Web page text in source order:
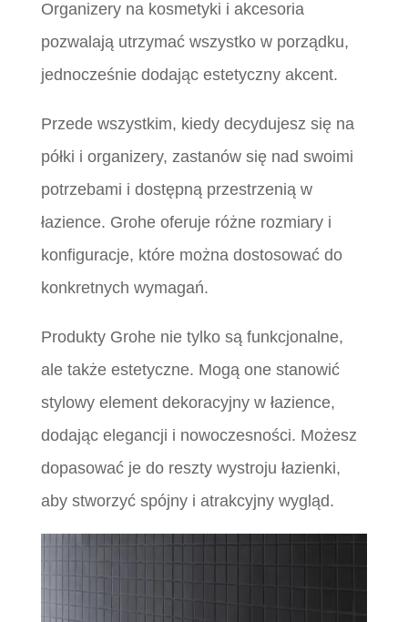
Organizery na kosmetyki i akcesoria
pozwalają utrzymać wszystko w porządku,
jednocześnie dodając estetyczny akcent.
Przede wszystkim, kiedy decydujesz się na
półki i organizery, zastanów się nad swoimi
potrzebami i dostępną przestrzenią w
łazience. Grohe oferuje różne rozmiary i
konfiguracje, które można dostosować do
konkretnych wymagań.
Produkty Grohe nie tylko są funkcjonalne,
ale także estetyczne. Mogą one stanowić
stylowy element dekoracyjny w łazience,
dodając elegancji i nowoczesności. Możesz
dopasować je do reszty wystroju łazienki,
aby stworzyć spójny i atrakcyjny wygląd.